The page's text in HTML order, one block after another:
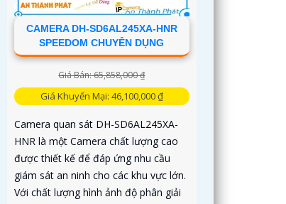
CAMERA DH-SD6AL245XA-HNR
SPEEDOM CHUYÊN DỤNG
Giá Bán: 65,858,000 ₫
Giá Khuyến Mại: 46,100,000 ₫
Camera quan sát DH-SD6AL245XA-
HNR là một Camera chất lượng cao
được thiết kế để đáp ứng nhu cầu
giám sát an ninh cho các khu vực lớn.
Với chất lượng hình ảnh độ phân giải